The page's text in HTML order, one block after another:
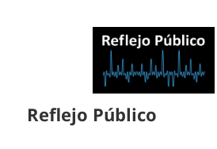
Reflejo Público